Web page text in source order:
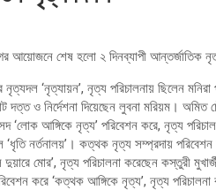
আয়োজনে শেষ হলো ২ দিনব্যাপী আন্তর্জাতিক
‘নৃত্যায়ন’, নৃত্য পরিচালনায় ছিলেন
ও নির্দেশনা দিয়েছেন লুবনা মরিয়ম। অমিত
আঙ্গিকে নৃত্য’ পরিবেশন করে, নৃত্য
‘ধৃতি নর্তনালয়’। কত্থক নৃত্য সম্প্রদায়
মোর’, নৃত্য পরিচালনা করেছেন কস্তুরী
করে ‘কত্থক আঙ্গিকে নৃত্য’, নৃত্য